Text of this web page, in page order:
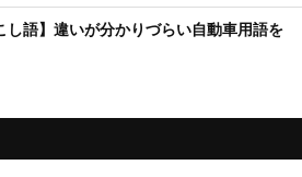
し語】違いが分かりづらい自動車用語を